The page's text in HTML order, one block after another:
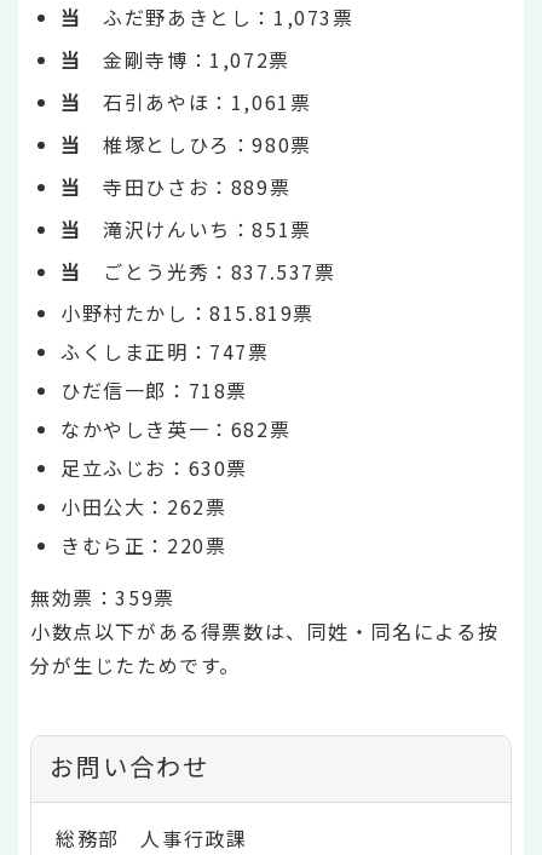
当ふだ野あきとし：1,073票
当金剛寺博：1,072票
当石引あやほ：1,061票
当椎塚としひろ：980票
当寺田ひさお：889票
当滝沢けんいち：851票
当
ごとう光秀：837.537票
小野村たかし：815.819票
ふくしま正明：747票
ひだ信一郎：718票
なかやしき英一：682票
足立ふじお：630票
小田公大：262票
きむら正：220票
無効票：359票
小数点以下がある得票数は、同姓・同名による按
分が生じたためです。
お問い合わせ
総務部 人事行政課